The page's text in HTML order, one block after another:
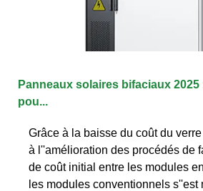
Panneaux solaires bifaciaux
pou...
Grâce à la baisse du coût du
à l''amélioration des procédés de
de coût initial entre les modules
les modules conventionnels s''est